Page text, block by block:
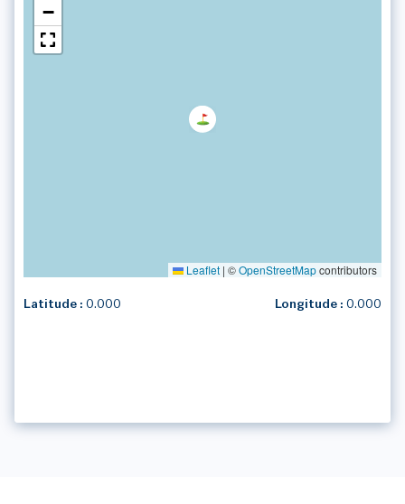
−
Leaflet | ©OpenStreetMapcontributors
Latitude : 0.000 Longitude : 0.000